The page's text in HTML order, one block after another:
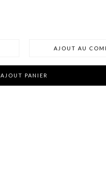
AJOUT AU
AJOUT PANIER